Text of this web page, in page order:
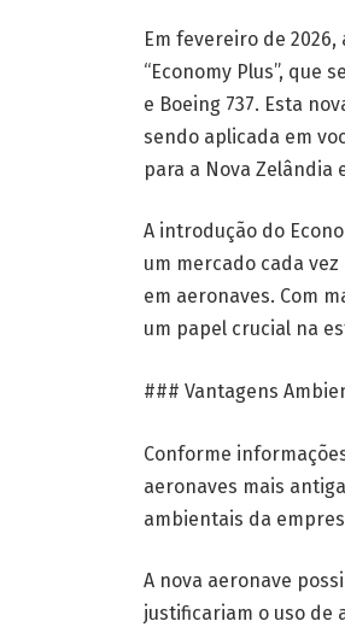
Em fevereiro de
“Economy Plus”, que
e Boeing 737. Esta
sendo aplicada em
para a Nova Zelândia
A introdução do
um mercado cada
em aeronaves. Com
um papel crucial na
### Vantagens
Conforme
aeronaves mais
ambientais da
A nova aeronave
justificariam o uso de